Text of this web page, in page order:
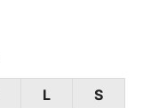
L
S